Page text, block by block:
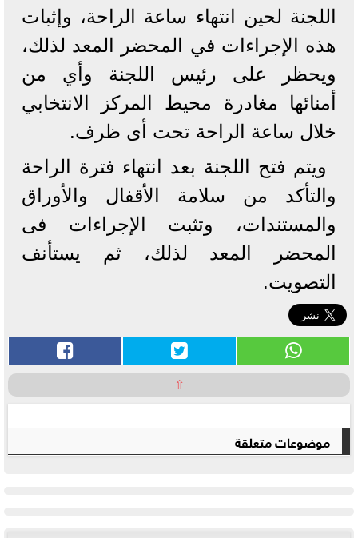
اللجنة لحين انتهاء ساعة الراحة، وإثبات
هذه الإجراءات في المحضر المعد لذلك،
ويحظر على رئيس اللجنة وأي من
أمنائها مغادرة محيط المركز الانتخابي
خلال ساعة الراحة تحت أى ظرف.
ويتم فتح اللجنة بعد انتهاء فترة الراحة
والتأكد من سلامة الأقفال والأوراق
والمستندات، وتثبت الإجراءات فى
المحضر المعد لذلك، ثم يستأنف
التصويت.
⇧
موضوعات متعلقة